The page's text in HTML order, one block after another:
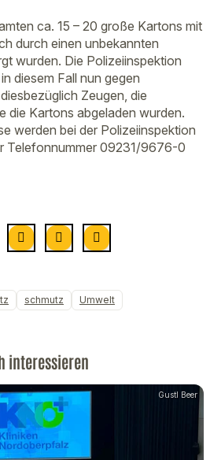
ca. 15 – 20 große Kartons mit
durch einen unbekannten
wurden. Die Polizeiinspektion
diesem Fall nun gegen
Zeugen, die
die Kartons abgeladen wurden.
werden bei der Polizeiinspektion
Telefonnummer 09231/9676-0
schmutz Umwelt
interessieren
Gustl Beer